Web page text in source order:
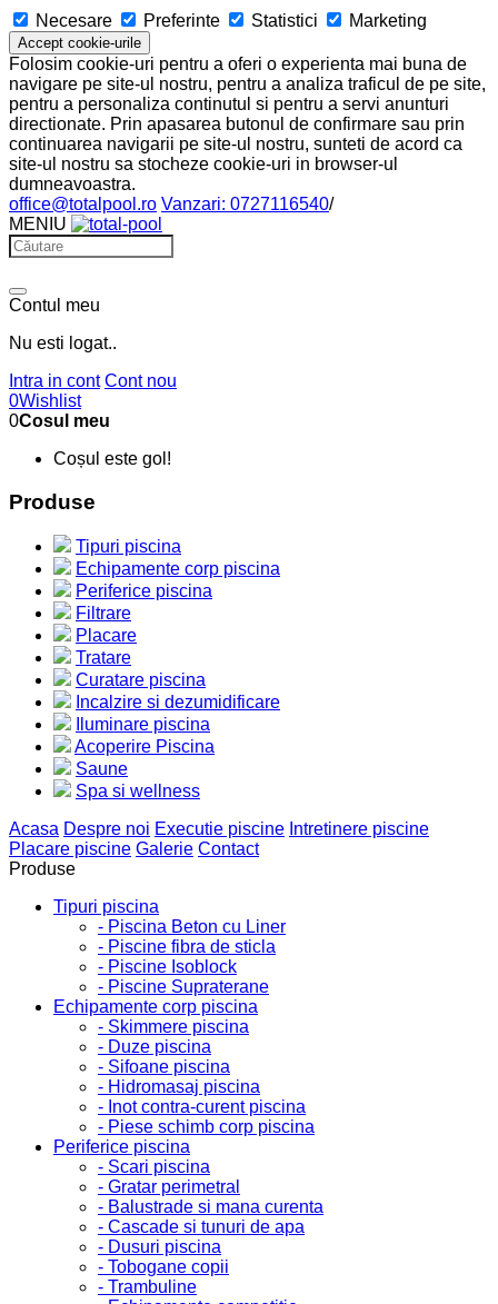
Necesare Preferinte Statistici Marketing
Accept cookie-urile
Folosim cookie-uri pentru a oferi o experienta mai buna de
navigare pe site-ul nostru, pentru a analiza traficul de pe site,
pentru a personaliza continutul si pentru a servi anunturi
directionate. Prin apasarea butonul de confirmare sau prin
continuarea navigarii pe site-ul nostru, sunteti de acord ca
site-ul nostru sa stocheze cookie-uri in browser-ul
dumneavoastra.
office@totalpool.ro Vanzari: 0727116540/
MENIU
Contul meu
Nu esti logat..
Intra in cont Cont nou
0Wishlist
0Cosul meu
Coșul este gol!
Produse
Tipuri piscina
Echipamente corp piscina
Periferice piscina
Filtrare
Placare
Tratare
Curatare piscina
Incalzire si dezumidificare
Iluminare piscina
Acoperire Piscina
Saune
Spa si wellness
Acasa Despre noi Executie piscine Intretinere piscine
Placare piscine Galerie Contact
Produse
Tipuri piscina
- Piscina Beton cu Liner
- Piscine fibra de sticla
- Piscine Isoblock
- Piscine Supraterane
Echipamente corp piscina
- Skimmere piscina
- Duze piscina
- Sifoane piscina
- Hidromasaj piscina
- Inot contra-curent piscina
- Piese schimb corp piscina
Periferice piscina
- Scari piscina
- Gratar perimetral
- Balustrade si mana curenta
- Cascade si tunuri de apa
- Dusuri piscina
- Tobogane copii
- Trambuline